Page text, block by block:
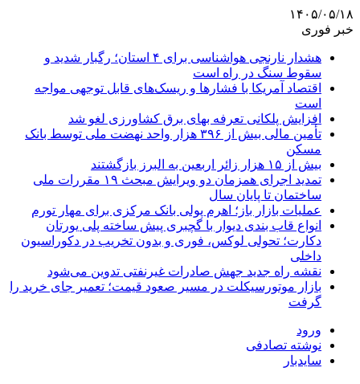
۱۴۰۵/۰۵/۱۸
خبر فوری
هشدار نارنجی هواشناسی برای ۴ استان؛ رگبار شدید و
سقوط سنگ در راه است
اقتصاد آمریکا با فشارها و ریسک‌های قابل توجهی مواجه
است
افزایش پلکانی تعرفه بهای برق کشاورزی لغو شد
تأمین مالی بیش از ۳۹۶ هزار واحد نهضت ملی توسط بانک
مسکن
بیش از ۱۵ هزار زائر اربعین به البرز بازگشتند
تمدید اجرای همزمان دو ویرایش مبحث ۱۹ مقررات ملی
ساختمان تا پایان سال
عملیات بازار باز؛ اهرم پولی بانک مرکزی برای مهار تورم
انواع قاب بندی دیوار با گچبری پیش ساخته پلی یورتان
دکارت؛ تحولی لوکس، فوری و بدون تخریب در دکوراسیون
داخلی
نقشه راه جدید جهش صادرات غیرنفتی تدوین می‌شود
بازار موتورسیکلت در مسیر صعود قیمت؛ تعمیر جای خرید را
گرفت
ورود
نوشته تصادفی
سایدبار